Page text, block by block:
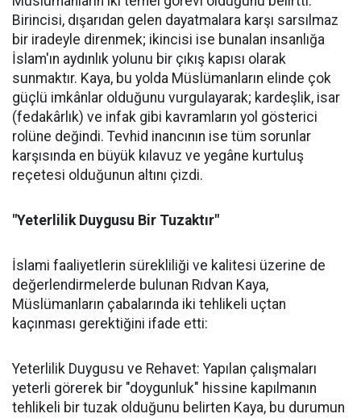
Birincisi, dışarıdan gelen dayatmalara karşı sarsılmaz
bir iradeyle direnmek; ikincisi ise bunalan insanlığa
İslam'ın aydınlık yolunu bir çıkış kapısı olarak
sunmaktır. Kaya, bu yolda Müslümanların elinde çok
güçlü imkânlar olduğunu vurgulayarak; kardeşlik, isar
(fedakârlık) ve infak gibi kavramların yol gösterici
rolüne değindi. Tevhid inancının ise tüm sorunlar
karşısında en büyük kılavuz ve yegâne kurtuluş
reçetesi olduğunun altını çizdi.
"Yeterlilik Duygusu Bir Tuzaktır"
İslami faaliyetlerin sürekliliği ve kalitesi üzerine de
değerlendirmelerde bulunan Rıdvan Kaya,
Müslümanların çabalarında iki tehlikeli uçtan
kaçınması gerektiğini ifade etti:
Yeterlilik Duygusu ve Rehavet: Yapılan çalışmaları
yeterli görerek bir "doygunluk" hissine kapılmanın
tehlikeli bir tuzak olduğunu belirten Kaya, bu durumun